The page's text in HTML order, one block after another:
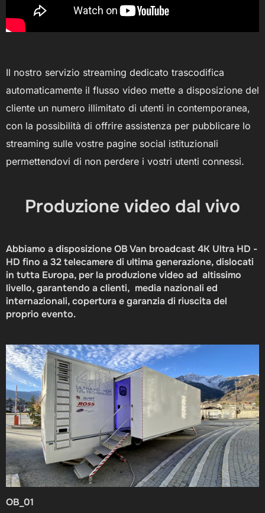
Il nostro servizio streaming dedicato trascodifica
automaticamente il flusso video mette a disposizione del
cliente un numero illimitato di utenti in contemporanea,
con la possibilità di offrire assistenza per pubblicare lo
streaming sulle vostre pagine social istituzionali
permettendovi di non perdere i vostri utenti connessi.
Produzione video dal vivo
Abbiamo a disposizione OB Van broadcast 4K Ultra HD -
HD fino a 32 telecamere di ultima generazione, dislocati
in tutta Europa, per la produzione video ad altissimo
livello, garantendo a clienti, media nazionali ed
internazionali, copertura e garanzia di riuscita del
proprio evento.
OB_01